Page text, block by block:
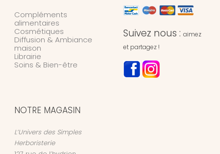
Compléments
alimentaires
Cosmétiques
Diffusion & Ambiance
maison
Librairie
Soins & Bien-être
Suivez nous : aimez
et partagez !
NOTRE MAGASIN
L’Univers des Simples
Herboristerie